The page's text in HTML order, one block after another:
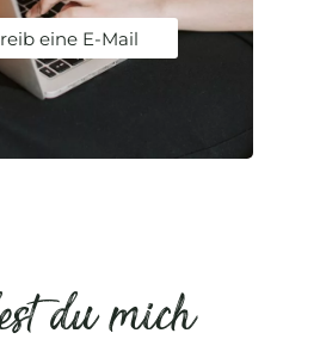
eine E-Mail
du mich